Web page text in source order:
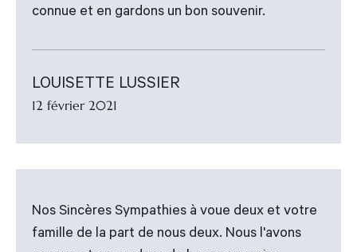
connue et en gardons un bon souvenir.
LOUISETTE LUSSIER
12 février 2021
Nos Sincères Sympathies à voue deux et votre
famille de la part de nous deux. Nous l'avons